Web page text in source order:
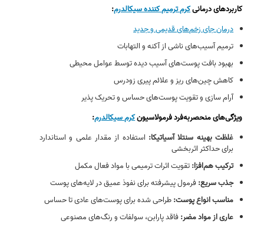
کاربردهای درمانیکرم ترمیم کننده سیکالدرم:
درمان جای زخم‌های قدیمی و جدید
ترمیم آسیب‌های ناشی از آکنه و التهابات
بهبود بافت پوست‌های آسیب‌ دیده توسط عوامل محیطی
کاهش چین‌های ریز و علائم پیری زودرس
آرام‌ سازی و تقویت پوست‌های حساس و تحریک‌ پذیر
ویژگی‌های منحصربه‌فرد فرمولاسیونکرم سیکالدرم:
غلظت بهینه سنتلا آسیاتیکا: استفاده از مقدار علمی و استاندارد
برای حداکثر اثربخشی
ترکیب هم‌افزا:تقویت اثرات ترمیمی با مواد فعال مکمل
جذب سریع:فرمول پیشرفته برای نفوذ عمیق در لایه‌های پوست
مناسب انواع پوست:طراحی شده برای پوست‌های عادی تا حساس
عاری از مواد مضر:فاقد پارابن، سولفات و رنگ‌های مصنوعی